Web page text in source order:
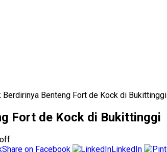
Berdirinya Benteng Fort de Kock di Bukittinggi
Fort de Kock di Bukittinggi
Share on Facebook LinkedIn